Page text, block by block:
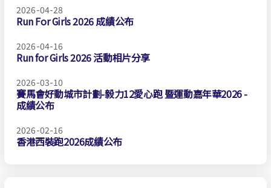
2026-04-28
Run For Girls 2026 成績公布
2026-04-16
Run for Girls 2026 活動相片分享
2026-03-10
賽馬會好動城市計劃-毅力12愛心跑 暨運動嘉年華2026 -
成績公布
2026-02-16
香港西裝跑2026成績公布